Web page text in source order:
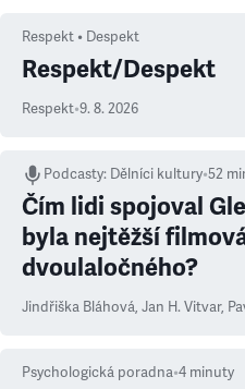
Respekt • Despekt
Respekt/Despekt
Respekt•9. 8. 2026
Podcasty: Dělníci kultury•52
Čím lidi spojoval
byla nejtěžší
dvoulaločného?
Jindřiška Bláhová, Jan H. Vitvar,
Psychologická poradna•4 minuty